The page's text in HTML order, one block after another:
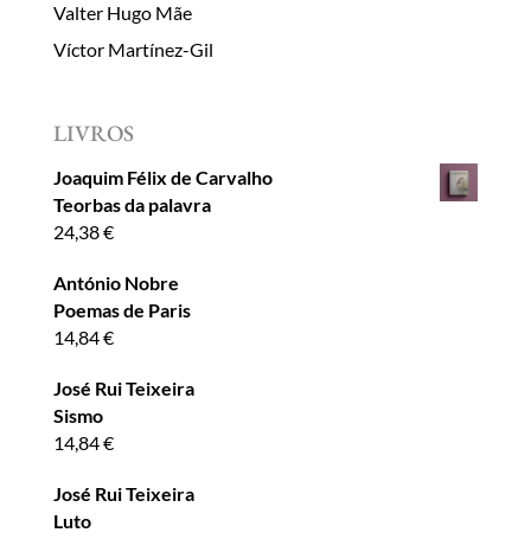
Valter Hugo Mãe
Víctor Martínez-Gil
LIVROS
Joaquim Félix de Carvalho
Teorbas da palavra
24,38€
António Nobre
Poemas de Paris
14,84€
José Rui Teixeira
Sismo
14,84€
José Rui Teixeira
Luto